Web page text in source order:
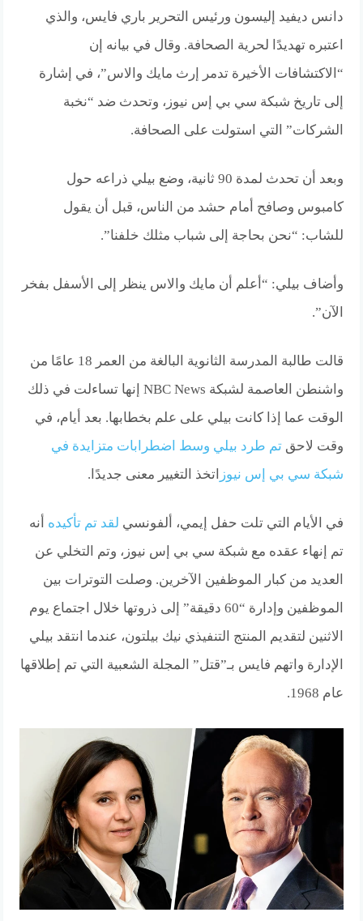
دانس ديفيد إليسون ورئيس التحرير باري فايس، والذي
اعتبره تهديدًا لحرية الصحافة. وقال في بيانه إن
“الاكتشافات الأخيرة تدمر إرث مايك والاس”، في إشارة
إلى تاريخ شبكة سي بي إس نيوز، وتحدث ضد “نخبة
الشركات” التي استولت على الصحافة.
وبعد أن تحدث لمدة 90 ثانية، وضع بيلي ذراعه حول
كامبوس وصافح أمام حشد من الناس، قبل أن يقول
للشاب: “نحن بحاجة إلى شباب مثلك خلفنا”.
وأضاف بيلي: “أعلم أن مايك والاس ينظر إلى الأسفل بفخر
الآن”.
قالت طالبة المدرسة الثانوية البالغة من العمر 18 عامًا من
واشنطن العاصمة لشبكة NBC News إنها تساءلت في ذلك
الوقت عما إذا كانت بيلي على علم بخطابها. بعد أيام، في
وقت لاحقتم طرد بيلي وسط اضطرابات متزايدة في
شبكة سي بي إس نيوز اتخذ التغيير معنى جديدًا.
في الأيام التي تلت حفل إيمي، ألفونسي لقد تم تأكيده أنه
تم إنهاء عقده مع شبكة سي بي إس نيوز، وتم التخلي عن
العديد من كبار الموظفين الآخرين. وصلت التوترات بين
الموظفين وإدارة “60 دقيقة” إلى ذروتها خلال اجتماع يوم
الاثنين لتقديم المنتج التنفيذي نيك بيلتون، عندما انتقد بيلي
الإدارة واتهم فايس بـ”قتل” المجلة الشعبية التي تم إطلاقها
عام 1968.